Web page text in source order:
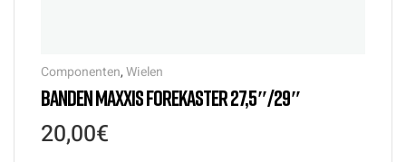
Componenten,Wielen
BANDEN MAXXIS FOREKASTER 27,5″/29″
20,00€